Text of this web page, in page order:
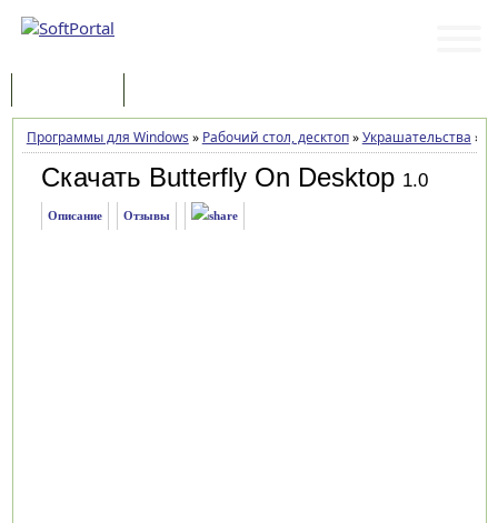
Программы для Windows » Рабочий стол, десктоп»Украшательства »
Скачать Butterfly On Desktop 1.0
Описание Отзывы